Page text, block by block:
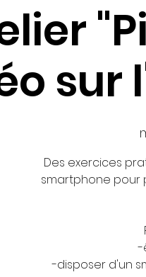
sur
Des exercices
smartphone pour
-
-disposer d'un